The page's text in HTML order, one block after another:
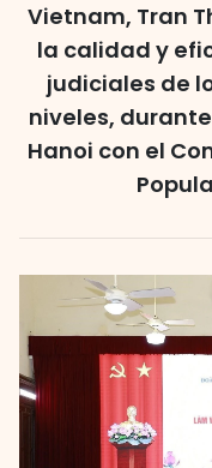
Vietnam, Tran
la calidad y
judiciales de
niveles,
Hanoi con el